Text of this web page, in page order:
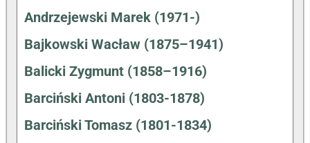
Andrzejewski Marek (1971-)
Bajkowski Wacław (1875–1941)
Balicki Zygmunt (1858–1916)
Barciński Antoni (1803-1878)
Barciński Tomasz (1801-1834)